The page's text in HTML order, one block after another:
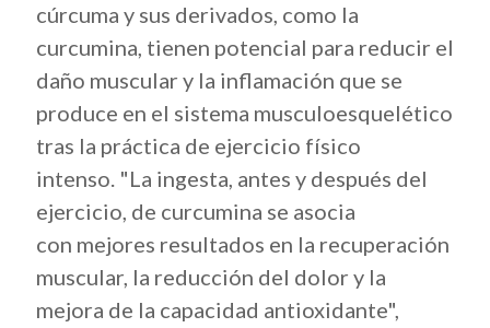
cúrcuma y sus derivados, como la
curcumina, tienen potencial para reducir el
daño muscular y la inflamación que se
produce en el sistema musculoesquelético
tras la práctica de ejercicio físico
intenso. "La ingesta, antes y después del
ejercicio, de curcumina se asocia
con mejores resultados en la recuperación
muscular, la reducción del dolor y la
mejora de la capacidad antioxidante",